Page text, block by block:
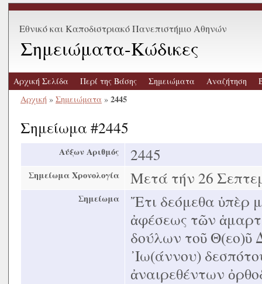
Εθνικό και Καποδιστριακό Πανεπιστήμιο Αθηνών
Σημειώματα-Κώδικες
Αρχική Σελίδα Περί της Βάσης Σημειώματα Αναζήτηση
Αρχική » Σημειώματα » 2445
Σημείωμα #2445
Αύξων Αριθμός 2445
Σημείωμα Χρονολογία Μετά τήν 26
Σημείωμα
῎Ετι δεόμεθα ὑπὲρ
ἀφέσεως τῶν
δούλων τοῦ Θ(εο)ῦ
᾿Ιω(άννου)
ἀναιρεθέντων